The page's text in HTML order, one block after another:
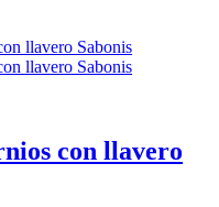
con llavero